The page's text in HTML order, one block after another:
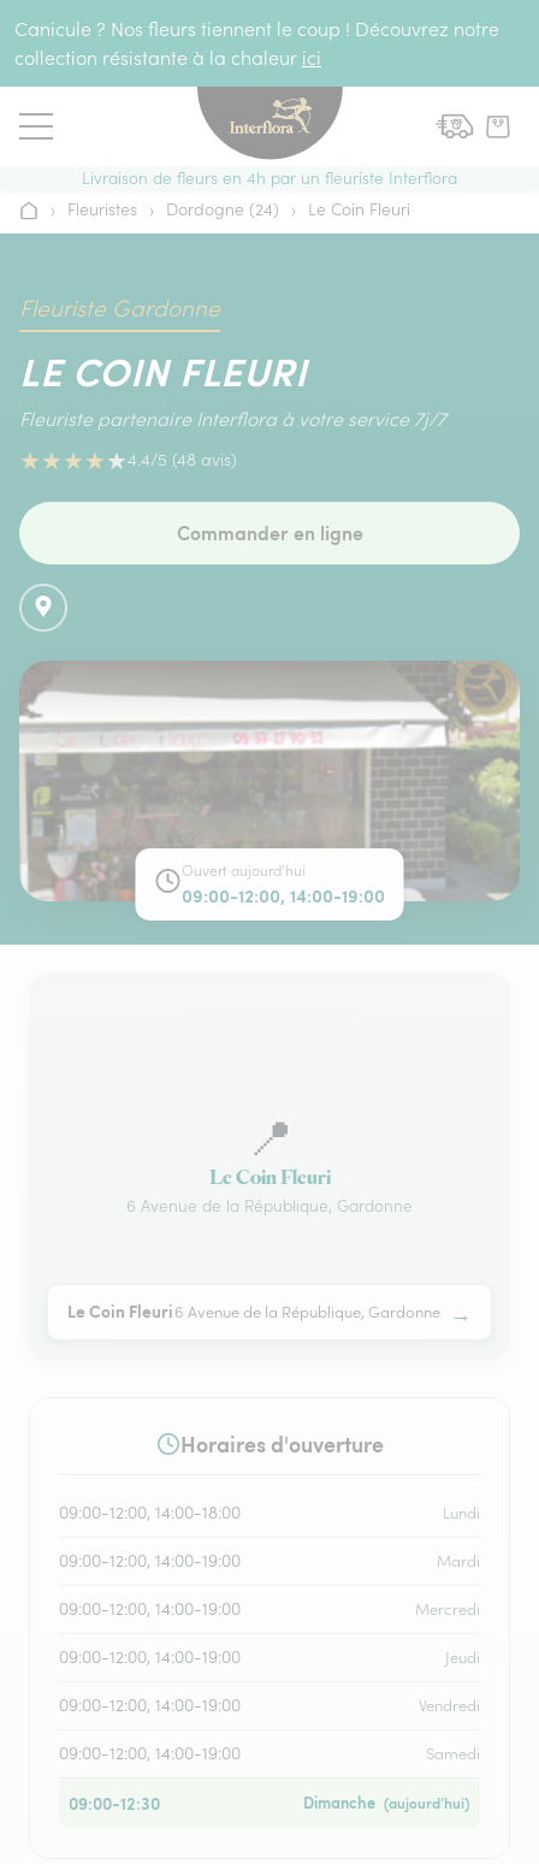
Canicule ? Nos fleurs tiennent le coup ! Découvrez notre
collection résistante à la chaleur ici
Livraison de fleurs en 4h par un fleuriste Interflora
Accueil
› Fleuristes › Dordogne (24) › Le Coin Fleuri
Fleuriste Gardonne
LE COIN FLEURI
Fleuriste partenaire Interflora à votre service 7j/7
★★★★★4.4/5 (48 avis)
Commander en ligne
Ouvert aujourd'hui
09:00-12:00, 14:00-19:00
📍
Le Coin Fleuri
6 Avenue de la République, Gardonne
Le Coin Fleuri6 Avenue de la République, Gardonne →
Horaires d'ouverture
09:00-12:00, 14:00-18:00 Lundi
09:00-12:00, 14:00-19:00 Mardi
09:00-12:00, 14:00-19:00 Mercredi
09:00-12:00, 14:00-19:00 Jeudi
09:00-12:00, 14:00-19:00 Vendredi
09:00-12:00, 14:00-19:00 Samedi
09:00-12:30 Dimanche (aujourd’hui)